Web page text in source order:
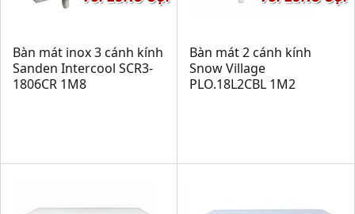
Bàn mát inox 3 cánh kính
Sanden Intercool SCR3-
1806CR 1M8
Bàn mát 2 cánh kính
Snow Village
PLO.18L2CBL 1M2